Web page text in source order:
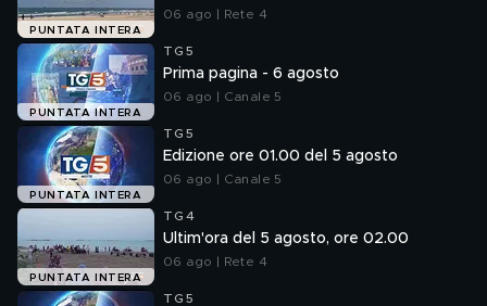
PUNTATA INTERA
06 ago | Rete 4
PUNTATA INTERA
TG5
Prima pagina - 6 agosto
06 ago | Canale 5
PUNTATA INTERA
TG5
Edizione ore 01.00 del 5 agosto
06 ago | Canale 5
PUNTATA INTERA
TG4
Ultim'ora del 5 agosto, ore 02.00
06 ago | Rete 4
TG5